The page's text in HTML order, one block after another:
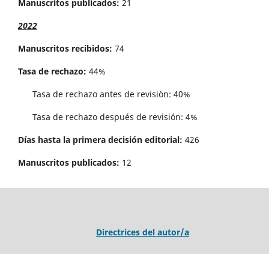
Manuscritos publicados: 21
2022
Manuscritos recibidos: 74
Tasa de rechazo: 44%
Tasa de rechazo antes de revisi´on: 40%
Tasa de rechazo después de revisión: 4%
Días hasta la primera decisión editorial: 426
Manuscritos publicados: 12
Directrices del autor/a